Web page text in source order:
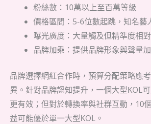
粉絲數：10萬以上至百萬等級
價格區間：5-6位數起跳，知名藝
曝光廣度：大量觸及但精準度相
品牌加乘：提供品牌形象與聲量
品牌選擇網紅合作時，預算分配策略應
異。針對品牌認知提升，一個大型KOL
更有效；但對於轉換率與社群互動，10
益可能優於單一大型KOL。